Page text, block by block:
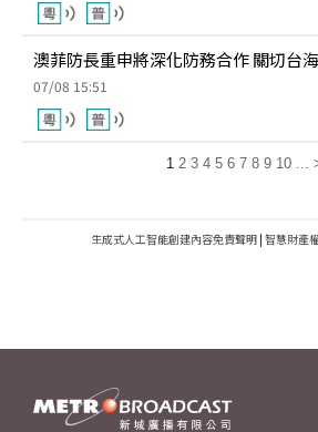
澳菲防長重申將深化防務合作 關切台
07/08 15:51
1 2 3 4 5 6 7 8 9 10 ...
生成式人工智能創建內容免責聲明 | 智慧財產